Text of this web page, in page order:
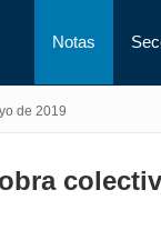
Notas
de 2019